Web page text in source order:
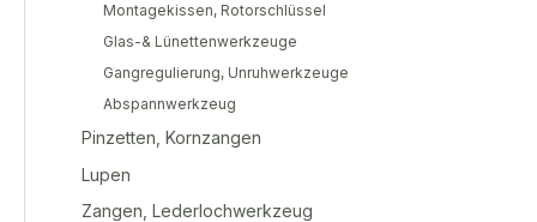
Montagekissen, Rotorschlüssel
Glas-& Lünettenwerkzeuge
Gangregulierung, Unruhwerkzeuge
Abspannwerkzeug
Pinzetten, Kornzangen
Lupen
Zangen, Lederlochwerkzeug